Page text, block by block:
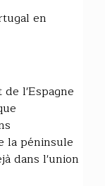
en
l'Espagne
la péninsule
dans l'union